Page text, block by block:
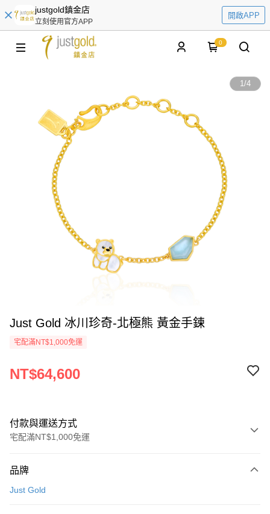
justgold鎮金店
立刻使用官方APP
開啟APP
0
1/4
Just Gold 冰川珍奇-北極熊 黃金手鍊
宅配滿NT$1,000免運
NT$64,600
付款與運送方式
宅配滿NT$1,000免運
信用卡一次付款
品牌
Just Gold